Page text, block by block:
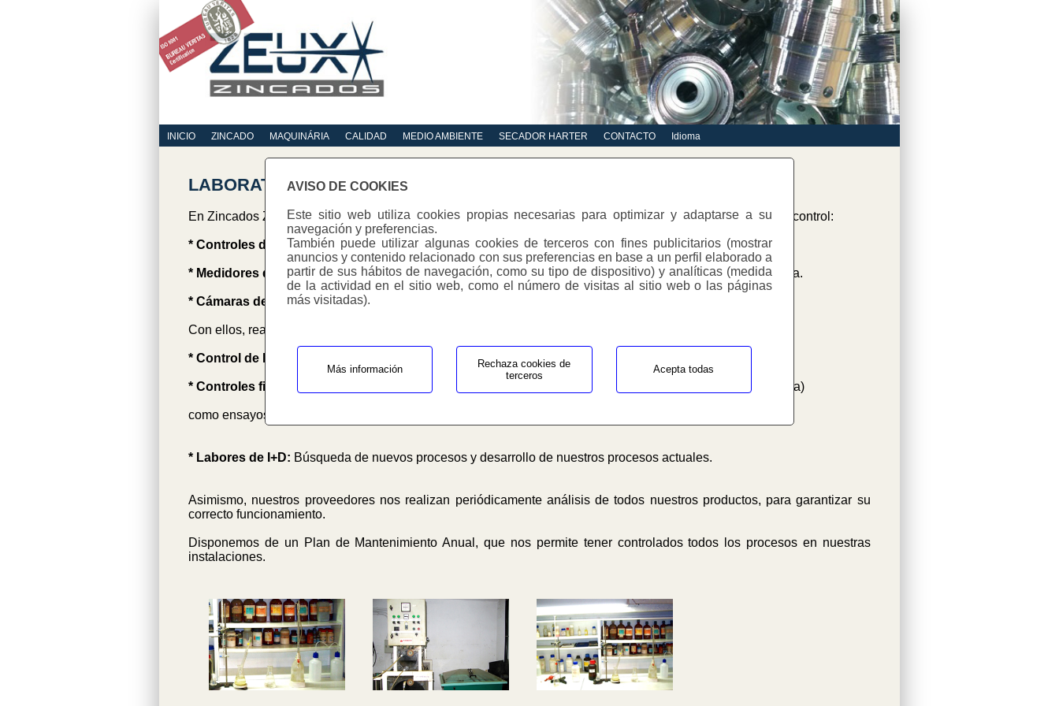
AVISO DE COOKIES
Este sitio web utiliza cookies propias necesarias para optimizar y adaptarse a su
navegación y preferencias.
También puede utilizar algunas cookies de terceros con fines publicitarios (mostrar
anuncios y contenido relacionado con sus preferencias en base a un perfil elaborado a
partir de sus hábitos de navegación, como su tipo de dispositivo) y analíticas (medida
de la actividad en el sitio web, como el número de visitas al sitio web o las páginas
más visitadas).
Más información
Rechaza cookies de
terceros
Acepta todas
INICIO ZINCADO MAQUINÁRIA CALIDAD MEDIO AMBIENTE SECADOR HARTER CONTACTO Idioma
LABORATORIO
En Zincados Zeux disponemos de un completo laboratorio, en el que contamos con los siguiente medios de control:
* Controles de proceso:Todos los medios y productos necesarios para su realización.
* Medidores de espesores:Por fluorescencia de Rayos X, por inducción magnética y por disolución anódica.
* Cámaras de corrosión acelerada:
Con ellos, realizamos tres tareas principales:
* Control de los procesos
* Controles finales: Tanto de medición de espesores, de resistencia a la corrosión (ensayos de Niebla Salina)
como ensayos de adherencia, de impacto, etc.
* Labores de I+D: Búsqueda de nuevos procesos y desarrollo de nuestros procesos actuales.
Asimismo, nuestros proveedores nos realizan periódicamente análisis de todos nuestros productos, para garantizar su
correcto funcionamiento.
Disponemos de un Plan de Mantenimiento Anual, que nos permite tener controlados todos los procesos en nuestras
instalaciones.